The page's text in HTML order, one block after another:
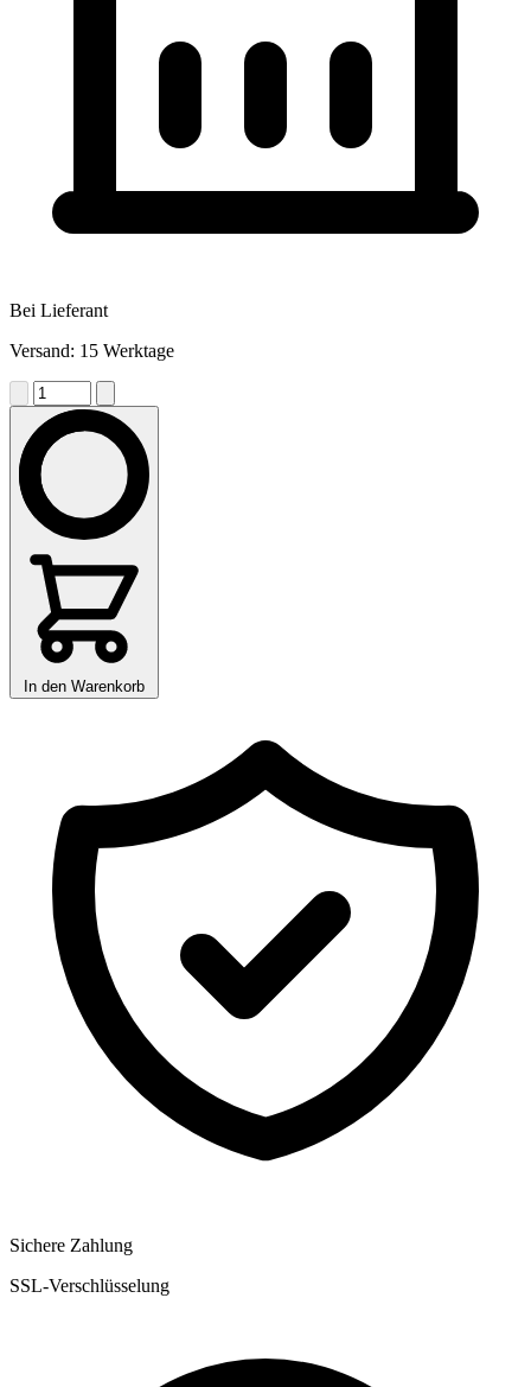
Bei Lieferant
Versand: 15 Werktage
In den Warenkorb
Sichere Zahlung
SSL-Verschlüsselung